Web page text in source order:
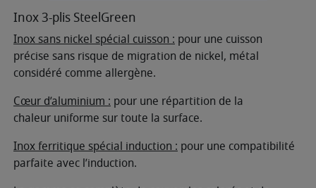
Inox 3-plis SteelGreen
Inox sans nickel spécial cuisson : pour une cuisson
précise sans risque de migration de nickel, métal
considéré comme allergène.
Cœur d’aluminium : pour une répartition de la
chaleur uniforme sur toute la surface.
Inox ferritique spécial induction : pour une compatibilité
parfaite avec l’induction.